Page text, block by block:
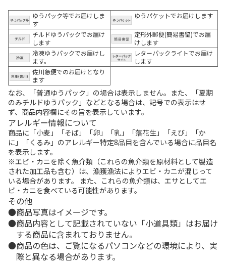
ゆうパック等でお届けしま
す
ゆうパケットでお届けします
チルドゆうパックでお届け
します
定形外郵便(簡易書留)でお届
けします
冷凍ゆうパックでお届けし
ます。
レターパックライトでお届け
します
佐川急便でのお届けとなり
ます
なお、「普通ゆうパック」の場合は表示しません。また、「夏期
のみチルドゆうパック」などとなる場合は、記号での表示はせ
ず、商品内容欄にその旨を表示しています。
アレルギー情報について
商品に「小麦」「そば」「卵」「乳」「落花生」「えび」「か
に」「くるみ」のアレルギー特定8品目を含んでいる場合に品目名
を表示します。
※エビ・カニを除く魚介類（これらの魚介類を原材料として製造
された加工品も含む）は、漁獲漁法によりエビ・カニが混じって
いる場合があります。 また、これらの魚介類は、エサとしてエ
ビ・カニを食べている可能性があります。
その他
商品写真はイメージです。
商品内容として記載されていない「小道具類」はお届け
する商品に含まれておりません。
商品の色は、ご覧になるパソコンなどの環境により、実
際と異なる場合があります。